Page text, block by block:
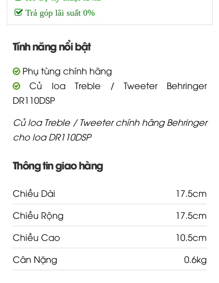
Trả góp lãi suất 0%
Tính năng nổi bật
Phụ tùng chính hãng
Củ loa Treble / Tweeter Behringer
DR110DSP
Củ loa Treble / Tweeter chính hãng Behringer
cho loa DR110DSP
Thông tin giao hàng
Chiều Dài
17.5cm
Chiều Rộng
17.5cm
Chiều Cao
10.5cm
Cân Nặng
0.6kg